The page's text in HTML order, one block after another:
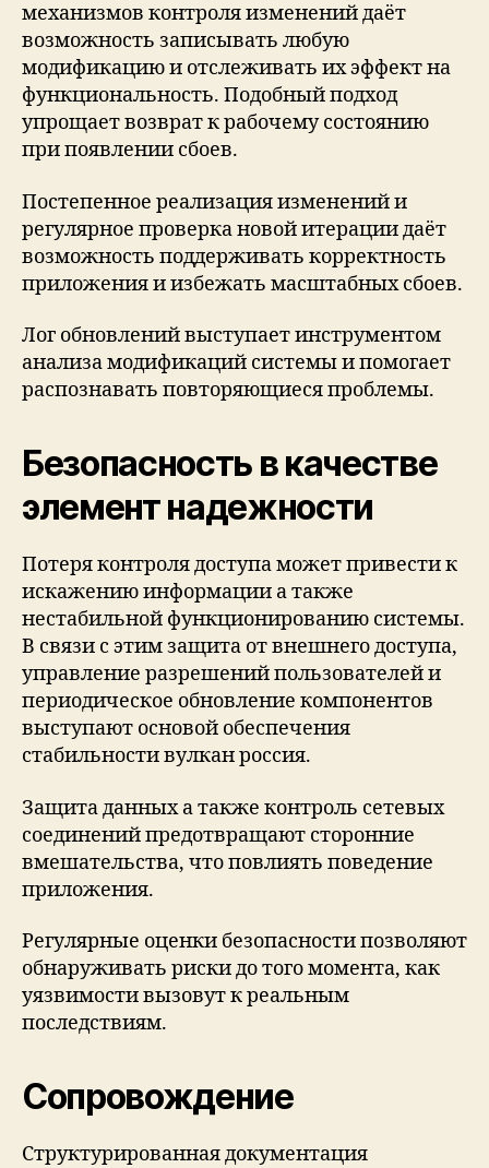
механизмов контроля изменений даёт
возможность записывать любую
модификацию и отслеживать их эффект на
функциональность. Подобный подход
упрощает возврат к рабочему состоянию
при появлении сбоев.
Постепенное реализация изменений и
регулярное проверка новой итерации даёт
возможность поддерживать корректность
приложения и избежать масштабных сбоев.
Лог обновлений выступает инструментом
анализа модификаций системы и помогает
распознавать повторяющиеся проблемы.
Безопасность в качестве
элемент надежности
Потеря контроля доступа может привести к
искажению информации а также
нестабильной функционированию системы.
В связи с этим защита от внешнего доступа,
управление разрешений пользователей и
периодическое обновление компонентов
выступают основой обеспечения
стабильности вулкан россия.
Защита данных а также контроль сетевых
соединений предотвращают сторонние
вмешательства, что повлиять поведение
приложения.
Регулярные оценки безопасности позволяют
обнаруживать риски до того момента, как
уязвимости вызовут к реальным
последствиям.
Сопровождение
Структурированная документация